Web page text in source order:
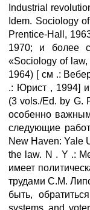
Industrial
Idem. Sociology
Prentice-Hall,
1970; и более
«Sociology of
1964) [ см .:
.: Юрист , 1994] и
(3 vols./Ed. by G.
особенно
следующие
New Haven: Yale
the law. N . Y .:
имеет
трудами С.М.
быть,
systems and